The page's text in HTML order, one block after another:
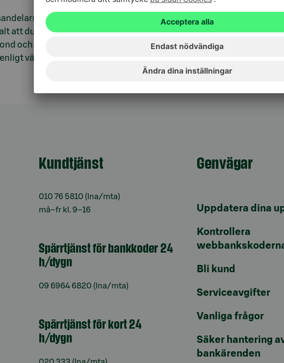
betalas till ditt bankkonto och inga åtgärder krävs från din
att du vill ha avkastningen av avkastningsandelarna i S-Banken
och S-Banken Tomt Specialplaceringsfond på ditt bankkonto,
värdet den 31 mars 2025, då värdet har fastställts.
Kundtjänst
010 76 5810 (lna/mta)
må–fr kl. 9–16
Spärrtjänst för bankkoder 24
h/dygn
09 6964 6820 (lna/mta)
Spärrtjänst för kort 24
h/dygn
Genvägar
Uppdatera dina
Kontrollera
Bli kund
Serviceavgifter
Vanliga frågor
Säker hantering
bankärenden